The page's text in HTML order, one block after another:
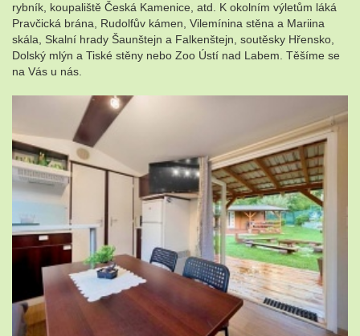
rybník, koupaliště Česká Kamenice, atd. K okolním výletům láká
Pravčická brána, Rudolfův kámen, Vilemínina stěna a Mariina
skála, Skalní hrady Šaunštejn a Falkenštejn, soutěsky Hřensko,
Dolský mlýn a Tiské stěny nebo Zoo Ústí nad Labem. Těšíme se
na Vás u nás.